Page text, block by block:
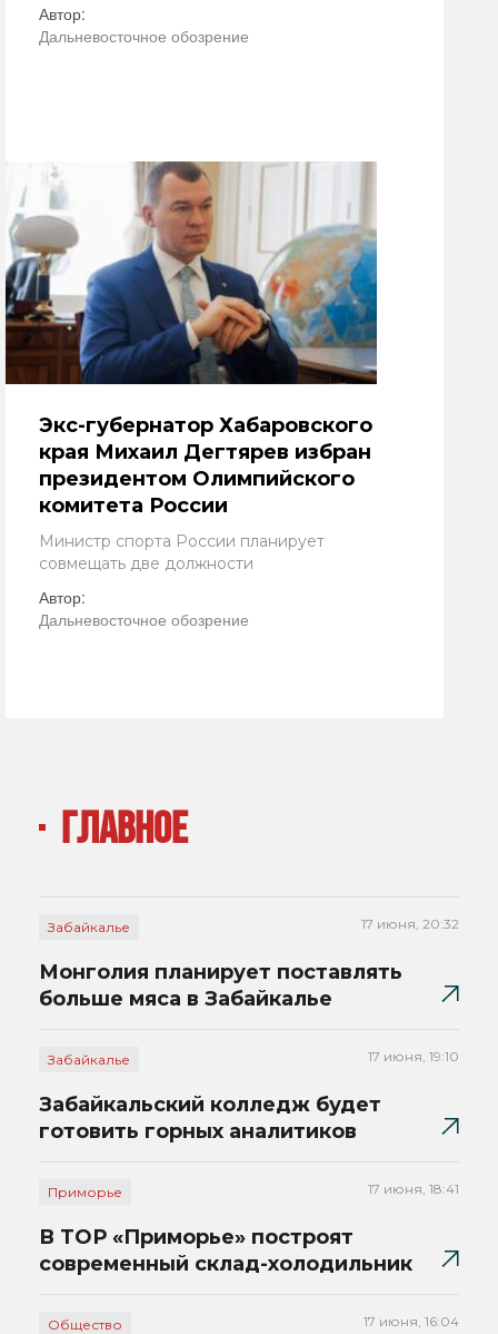
Автор:
Дальневосточное обозрение
Экс-губернатор Хабаровского
края Михаил Дегтярев избран
президентом Олимпийского
комитета России
Министр спорта России планирует
совмещать две должности
Автор:
Дальневосточное обозрение
ГЛАВНОЕ
Забайкалье 17 июня, 20:32
Монголия планирует поставлять
больше мяса в Забайкалье
Забайкалье 17 июня, 19:10
Забайкальский колледж будет
готовить горных аналитиков
Приморье 17 июня, 18:41
В ТОР «Приморье» построят
современный склад-холодильник
Общество 17 июня, 16:04